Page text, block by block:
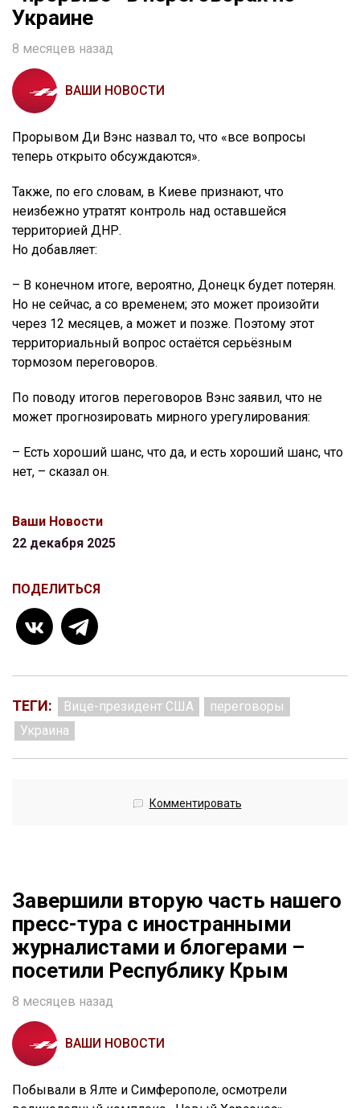
Украине
8 месяцев назад
ВАШИ НОВОСТИ
Прорывом Ди Вэнс назвал то, что «все вопросы
теперь открыто обсуждаются».
Также, по его словам, в Киеве признают, что
неизбежно утратят контроль над оставшейся
территорией ДНР.
Но добавляет:
– В конечном итоге, вероятно, Донецк будет потерян.
Но не сейчас, а со временем; это может произойти
через 12 месяцев, а может и позже. Поэтому этот
территориальный вопрос остаётся серьёзным
тормозом переговоров.
По поводу итогов переговоров Вэнс заявил, что не
может прогнозировать мирного урегулирования:
– Есть хороший шанс, что да, и есть хороший шанс, что
нет, – сказал он.
Ваши Новости
22 декабря 2025
ПОДЕЛИТЬСЯ
ТЕГИ: Вице-президент США
переговоры
Украина
Комментировать
Завершили вторую часть нашего
пресс-тура с иностранными
журналистами и блогерами –
посетили Республику Крым
8 месяцев назад
ВАШИ НОВОСТИ
Побывали в Ялте и Симферополе, осмотрели